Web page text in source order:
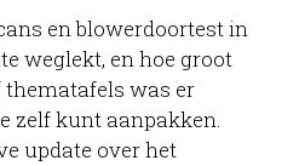
en blowerdoortest in
weglekt, en hoe groot
thematafels was er
zelf kunt aanpakken.
update over het